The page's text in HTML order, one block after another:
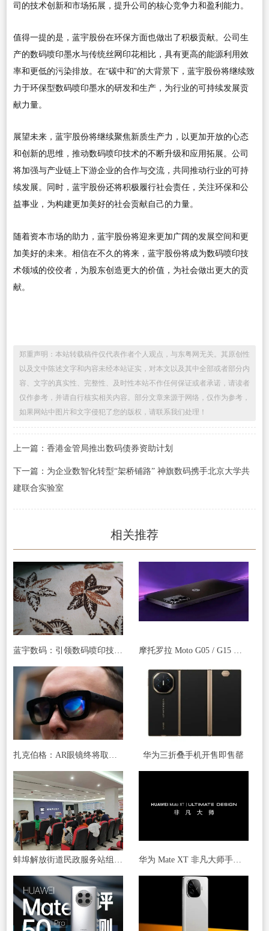
司的技术创新和市场拓展，提升公司的核心竞争力和盈利能力。
值得一提的是，蓝宇股份在环保方面也做出了积极贡献。公司生
产的数码喷印墨水与传统丝网印花相比，具有更高的能源利用效
率和更低的污染排放。在“碳中和”的大背景下，蓝宇股份将继续致
力于环保型数码喷印墨水的研发和生产，为行业的可持续发展贡
献力量。
展望未来，蓝宇股份将继续聚焦新质生产力，以更加开放的心态
和创新的思维，推动数码喷印技术的不断升级和应用拓展。公司
将加强与产业链上下游企业的合作与交流，共同推动行业的可持
续发展。同时，蓝宇股份还将积极履行社会责任，关注环保和公
益事业，为构建更加美好的社会贡献自己的力量。
随着资本市场的助力，蓝宇股份将迎来更加广阔的发展空间和更
加美好的未来。相信在不久的将来，蓝宇股份将成为数码喷印技
术领域的佼佼者，为股东创造更大的价值，为社会做出更大的贡
献。
郑重声明：本站转载稿件仅代表作者个人观点，与东粤网无关。其原创性
以及文中陈述文字和内容未经本站证实，对本文以及其中全部或者部分内
容、文字的真实性、完整性、及时性本站不作任何保证或者承诺，请读者
仅作参考，并请自行核实相关内容。部分文章来源于网络，仅作为参考，
如果网站中图片和文字侵犯了您的版权，请联系我们处理！
上一篇：香港金管局推出数码债券资助计划
下一篇：为企业数智化转型“架桥铺路” 神旗数码携手北京大学共
建联合实验室
相关推荐
蓝宇数码：引领数码喷印技术，迈向上市新征程 摩托罗拉 Moto G05 / G15 手机被曝下月发布，起价 140/170 欧元
扎克伯格：AR眼镜终将取代智能手机 成为主流工具 华为三折叠手机开售即售罄
蚌埠解放街道民政服务站组织开展 “玩转手机”智能手机应用讲座 华为 Mate XT 非凡大师手机官宣，预计为首款三折叠屏手机